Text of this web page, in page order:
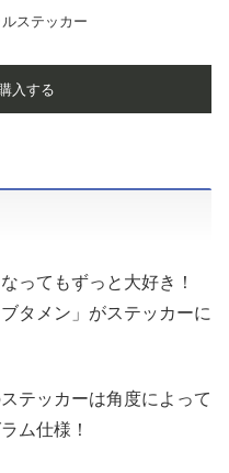
ステッカー
入する
ってもずっと大好き！
タメン」がステッカーに
テッカーは角度によって
ム仕様！